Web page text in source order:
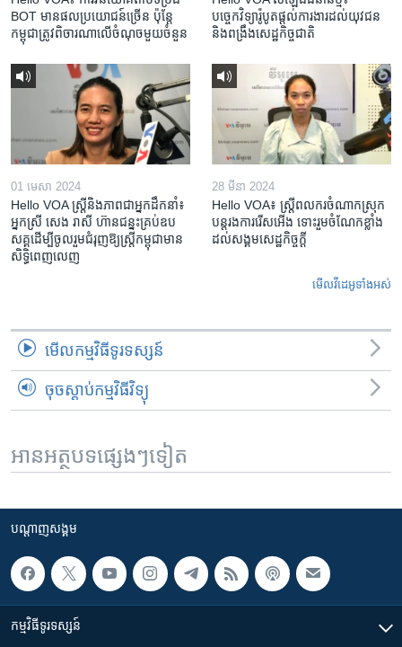
BOT​ មាន​ផល​ប្រយោជន៍​ច្រើន ប៉ុន្តែ​
កម្ពុជា​ត្រូវ​ពិចារណា​លើ​ចំណុច​មួយ​ចំនួន
បច្ចេកវិទ្យា​រ៉ូបូត​ផ្តល់​ការងារ​ដល់​យុវជន
និង​ពង្រឹង​​សេដ្ឋកិច្ច​ជាតិ​​​​​​
01 មេសា 2024
Hello VOA ស្ត្រីនិងភាពជាអ្នកដឹកនាំ៖
អ្នកស្រី សេង រាសី ហ៊ានជន្នះគ្រប់ឧប
សគ្គដើម្បីចូលរួមជំរុញឱ្យស្រ្តីកម្ពុជាមាន
សិទ្ធិពេញលេញ
28 មីនា 2024
Hello VOA៖ ស្រ្តីពលករចំណាកស្រុក
បន្តរងការរើសអើង ទោះរួមចំណែកខ្លាំង
ដល់សង្គមសេដ្ឋកិច្ចក្តី
មើល​វីដេអូ​ទាំង​អស់
មើល​កម្មវិធី​ទូរទស្សន៍
ចុចស្តាប់កម្មវិធីវិទ្យុ
អានអត្ថបទផ្សេងៗទៀត
បណ្តាញ​សង្គម
កម្មវិធី​ទូរទស្សន៍